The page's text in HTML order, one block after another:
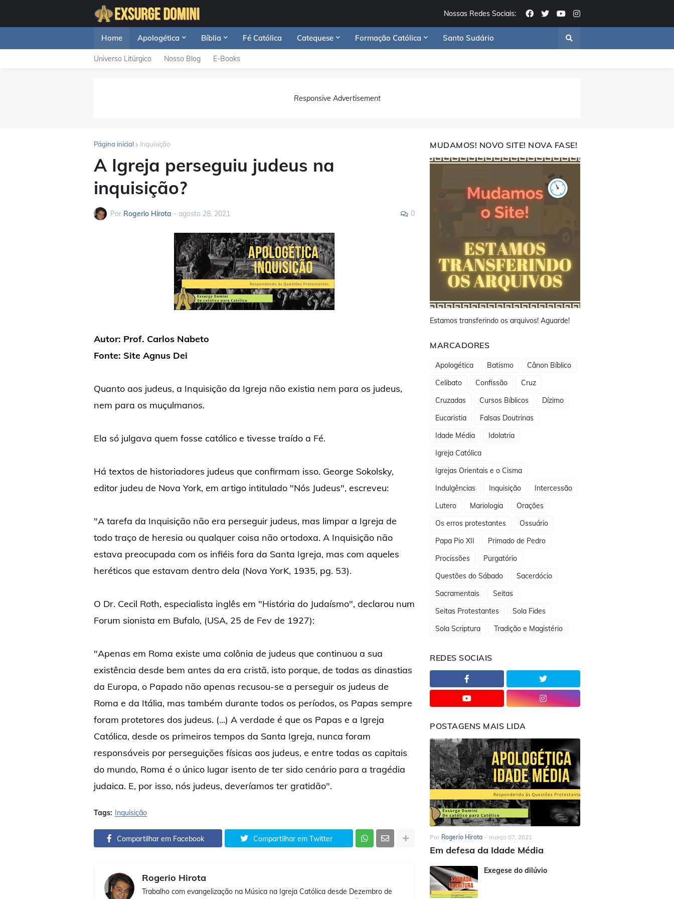
Nossas Redes Sociais:
Home Apologética Bíblia Fé Católica Catequese Formação Católica Santo Sudário
Universo Litúrgico Nosso Blog E-Books
Responsive Advertisement
Página inicial Inquisição
A Igreja perseguiu judeus na
inquisição?
Por Rogerio Hirota - agosto 28, 2021 0
Autor: Prof. Carlos Nabeto
Fonte: Site Agnus Dei
Quanto aos judeus, a Inquisição da Igreja não existia nem para os judeus,
nem para os muçulmanos.
Ela só julgava quem fosse católico e tivesse traído a Fé.
Há textos de historiadores judeus que confirmam isso. George Sokolsky,
editor judeu de Nova York, em artigo intitulado "Nós Judeus", escreveu:
"A tarefa da Inquisição não era perseguir judeus, mas limpar a Igreja de
todo traço de heresia ou qualquer coisa não ortodoxa. A Inquisição não
estava preocupada com os infiéis fora da Santa Igreja, mas com aqueles
heréticos que estavam dentro dela (Nova YorK, 1935, pg. 53).
O Dr. Cecil Roth, especialista inglês em "História do Judaísmo", declarou num
Forum sionista em Bufalo, (USA, 25 de Fev de 1927):
"Apenas em Roma existe uma colônia de judeus que continuou a sua
existência desde bem antes da era cristã, isto porque, de todas as dinastias
da Europa, o Papado não apenas recusou-se a perseguir os judeus de
Roma e da Itália, mas também durante todos os períodos, os Papas sempre
foram protetores dos judeus. (...) A verdade é que os Papas e a Igreja
Católica, desde os primeiros tempos da Santa Igreja, nunca foram
responsáveis por perseguições físicas aos judeus, e entre todas as capitais
do mundo, Roma é o único lugar isento de ter sido cenário para a tragédia
judaica. E, por isso, nós judeus, deveríamos ter gratidão".
Tags: Inquisição
Compartilhar em Facebook Compartilhar em Twitter
Rogerio Hirota
Trabalho com evangelização na Música na Igreja Católica desde Dezembro de
MUDAMOS! NOVO SITE! NOVA FASE!
Estamos transferindo os arquivos! Aguarde!
MARCADORES
Apologética Batismo
Cânon Bíblico
Celibato
Confissão
Cruz
Cruzadas
Cursos Bíblicos
Dízimo
Eucaristia
Falsas Doutrinas
Idade Média
Idolatria
Igreja Católica
Igrejas Orientais e o Cisma
Indulgências
Inquisição
Intercessão
Lutero
Mariologia
Orações
Os erros protestantes
Ossuário
Papa Pio XII
Primado de Pedro
Procissões
Purgatório
Questões do Sábado
Sacerdócio
Sacramentais
Seitas
Seitas Protestantes
Sola Fides
Sola Scriptura
Tradição e Magistério
REDES SOCIAIS
POSTAGENS MAIS LIDA
Por Rogerio Hirota - março 07, 2021
Em defesa da Idade Média
Exegese do dilúvio